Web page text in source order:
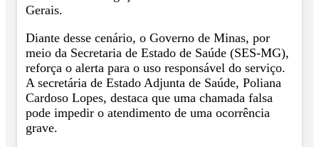
Gerais.
Diante desse cenário, o Governo de Minas, por
meio da Secretaria de Estado de Saúde (SES-MG),
reforça o alerta para o uso responsável do serviço.
A secretária de Estado Adjunta de Saúde, Poliana
Cardoso Lopes, destaca que uma chamada falsa
pode impedir o atendimento de uma ocorrência
grave.